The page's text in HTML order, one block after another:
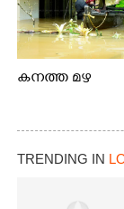
കനത്ത മഴ
TRENDING IN